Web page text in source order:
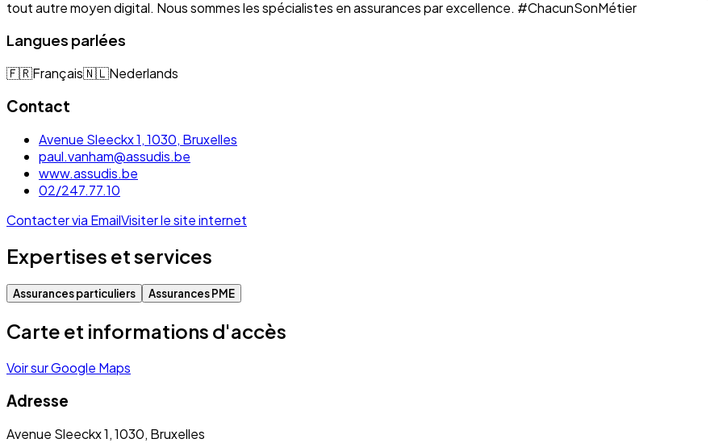
tout autre moyen digital. Nous sommes les spécialistes en assurances par excellence. #ChacunSonMétier
Langues parlées
🇫🇷Français🇳🇱Nederlands
Contact
Avenue Sleeckx 1, 1030, Bruxelles
paul.vanham@assudis.be
www.assudis.be
02/247.77.10
Contacter via EmailVisiter le site internet
Expertises et services
Assurances particuliers Assurances PME
Carte et informations d'accès
Voir sur Google Maps
Adresse
Avenue Sleeckx 1, 1030, Bruxelles